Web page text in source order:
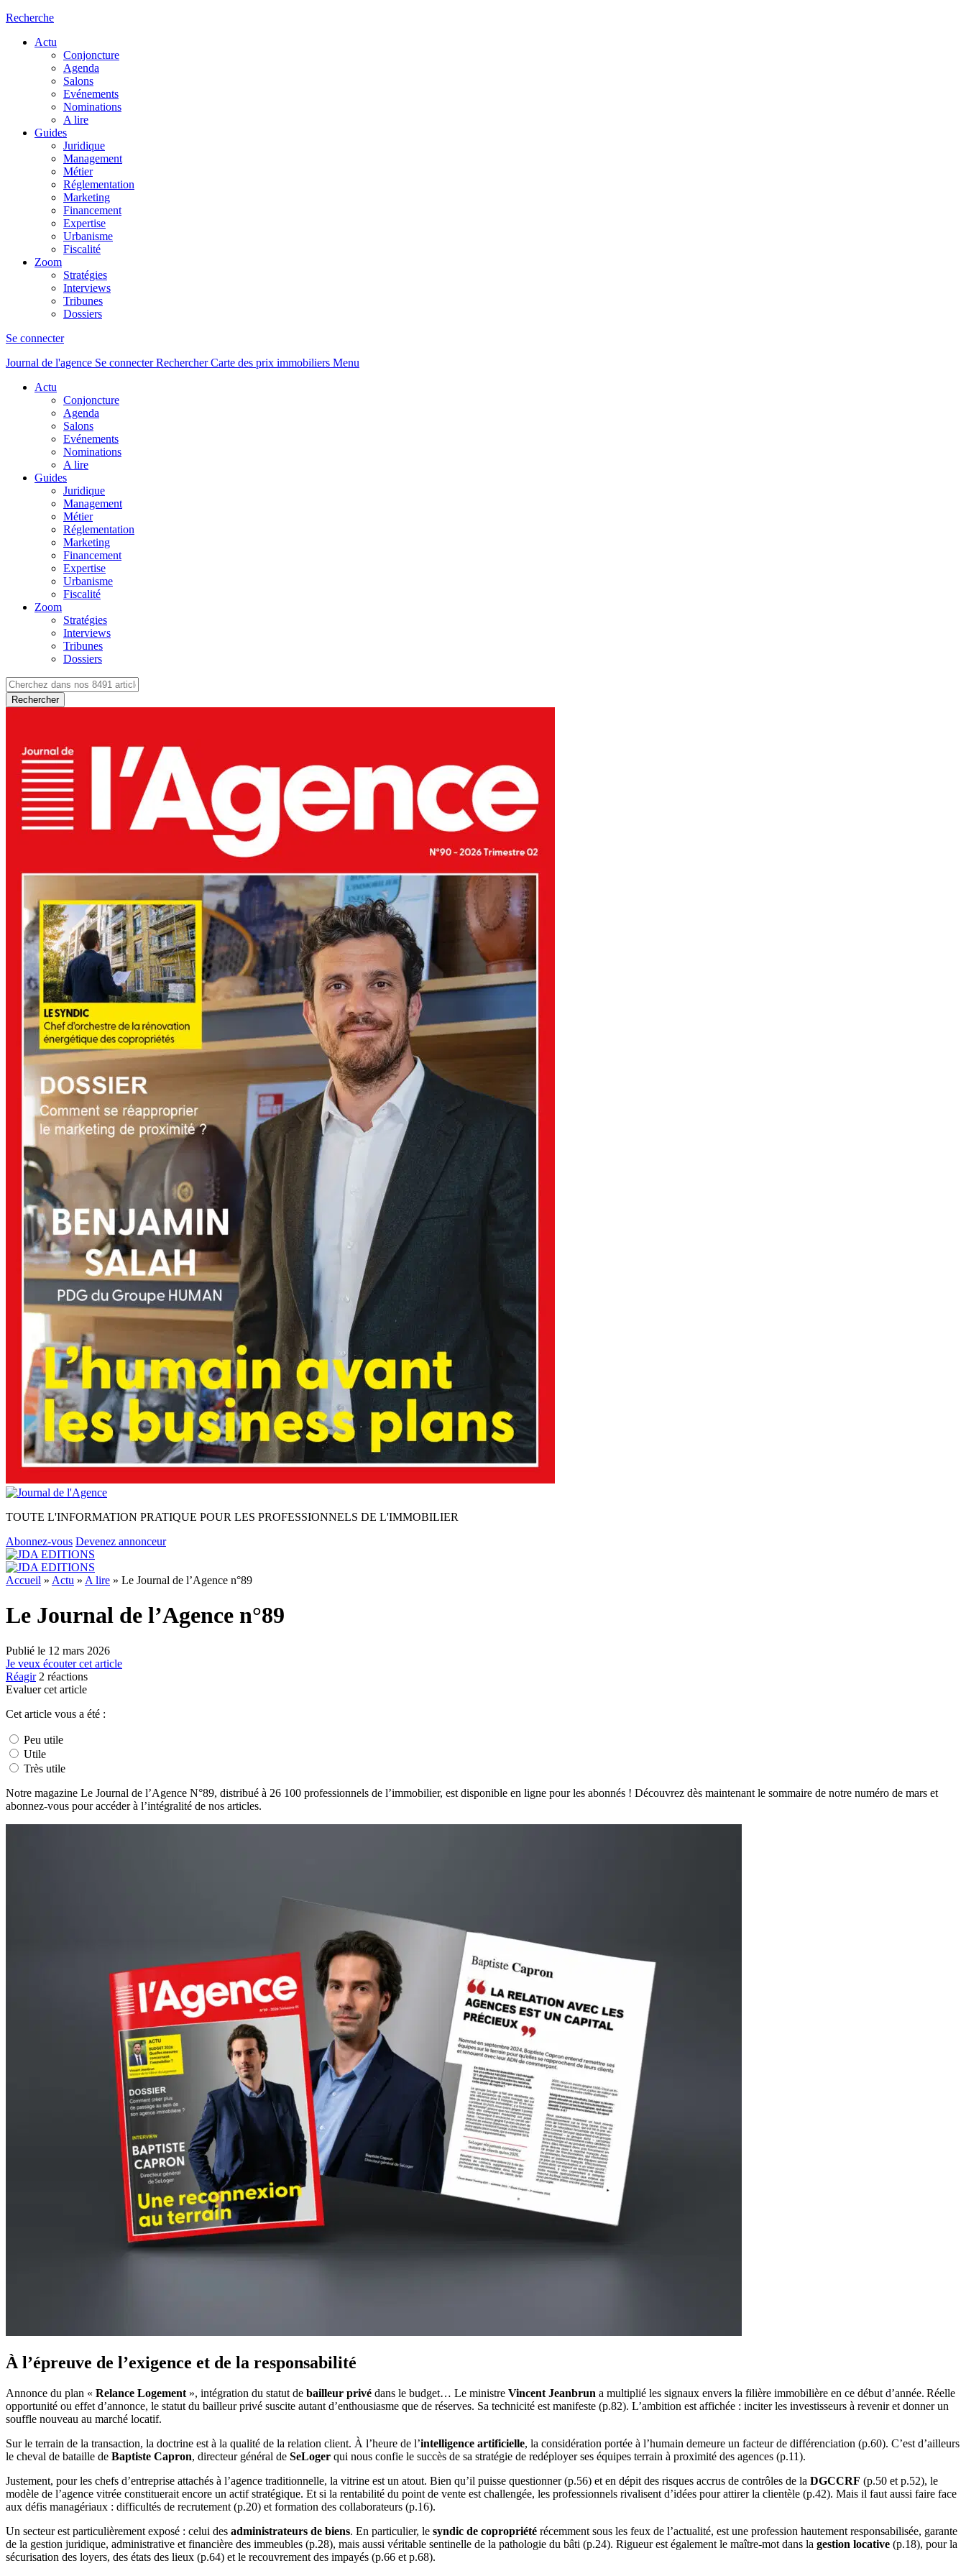
Recherche
Actu
Conjoncture
Agenda
Salons
Evénements
Nominations
A lire
Guides
Juridique
Management
Métier
Réglementation
Marketing
Financement
Expertise
Urbanisme
Fiscalité
Zoom
Stratégies
Interviews
Tribunes
Dossiers
Se connecter
Journal de l'agence Se connecterRechercher Carte des prix immobiliers Menu
Actu
Conjoncture
Agenda
Salons
Evénements
Nominations
A lire
Guides
Juridique
Management
Métier
Réglementation
Marketing
Financement
Expertise
Urbanisme
Fiscalité
Zoom
Stratégies
Interviews
Tribunes
Dossiers
Rechercher
TOUTE L'INFORMATION PRATIQUE POUR LES PROFESSIONNELS DE L'IMMOBILIER
Abonnez-vous Devenez annonceur
Accueil » Actu » A lire » Le Journal de l’Agence n°89
Le Journal de l’Agence n°89
Publié le 12 mars 2026
Je veux écouter cet article
Réagir 2 réactions
Evaluer cet article
Cet article vous a été :
Peu utile
Utile
Très utile
Notre magazine Le Journal de l’Agence N°89, distribué à 26 100 professionnels de l’immobilier, est disponible en ligne pour les abonnés ! Découvrez dès maintenant le sommaire de notre numéro de mars et
abonnez-vous pour accéder à l’intégralité de nos articles.
À l’épreuve de l’exigence et de la responsabilité
Annonce du plan « Relance Logement », intégration du statut de bailleur privé dans le budget… Le ministre Vincent Jeanbrun a multiplié les signaux envers la filière immobilière en ce début d’année. Réelle
opportunité ou effet d’annonce, le statut du bailleur privé suscite autant d’enthousiasme que de réserves. Sa technicité est manifeste (p.82). L’ambition est affichée : inciter les investisseurs à revenir et donner un
souffle nouveau au marché locatif.
Sur le terrain de la transaction, la doctrine est à la qualité de la relation client. À l’heure de l’intelligence artificielle, la considération portée à l’humain demeure un facteur de différenciation (p.60). C’est d’ailleurs
le cheval de bataille de Baptiste Capron, directeur général de SeLoger qui nous confie le succès de sa stratégie de redéployer ses équipes terrain à proximité des agences (p.11).
Justement, pour les chefs d’entreprise attachés à l’agence traditionnelle, la vitrine est un atout. Bien qu’il puisse questionner (p.56) et en dépit des risques accrus de contrôles de la DGCCRF (p.50 et p.52), le
modèle de l’agence vitrée constituerait encore un actif stratégique. Et si la rentabilité du point de vente est challengée, les professionnels rivalisent d’idées pour attirer la clientèle (p.42). Mais il faut aussi faire face
aux défis managériaux : difficultés de recrutement (p.20) et formation des collaborateurs (p.16).
Un secteur est particulièrement exposé : celui des administrateurs de biens. En particulier, le syndic de copropriété récemment sous les feux de l’actualité, est une profession hautement responsabilisée, garante
de la gestion juridique, administrative et financière des immeubles (p.28), mais aussi véritable sentinelle de la pathologie du bâti (p.24). Rigueur est également le maître-mot dans la gestion locative (p.18), pour la
sécurisation des loyers, des états des lieux (p.64) et le recouvrement des impayés (p.66 et p.68).